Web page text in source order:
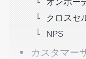
オンボー
クロスセ
NPS
カスタマー